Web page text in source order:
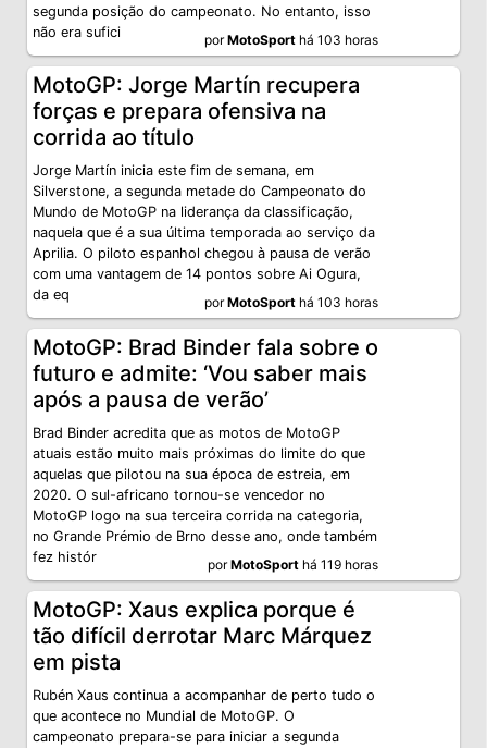
segunda posição do campeonato. No entanto, isso
não era sufici
porMotoSport há 103 horas
MotoGP: Jorge Martín recupera
forças e prepara ofensiva na
corrida ao título
Jorge Martín inicia este fim de semana, em
Silverstone, a segunda metade do Campeonato do
Mundo de MotoGP na liderança da classificação,
naquela que é a sua última temporada ao serviço da
Aprilia. O piloto espanhol chegou à pausa de verão
com uma vantagem de 14 pontos sobre Ai Ogura,
da eq
porMotoSport há 103 horas
MotoGP: Brad Binder fala sobre o
futuro e admite: ‘Vou saber mais
após a pausa de verão’
Brad Binder acredita que as motos de MotoGP
atuais estão muito mais próximas do limite do que
aquelas que pilotou na sua época de estreia, em
2020. O sul-africano tornou-se vencedor no
MotoGP logo na sua terceira corrida na categoria,
no Grande Prémio de Brno desse ano, onde também
fez histór
porMotoSport há 119 horas
MotoGP: Xaus explica porque é
tão difícil derrotar Marc Márquez
em pista
Rubén Xaus continua a acompanhar de perto tudo o
que acontece no Mundial de MotoGP. O
campeonato prepara-se para iniciar a segunda